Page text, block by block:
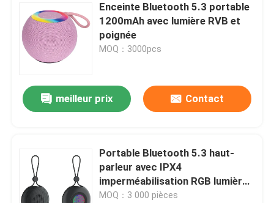
Nous contacter
Nouvelles
Les affaires
Clavier et souris d'ordinateur de câble
Enceinte Bluetooth 5.3 portable
1200mAh avec lumière RVB et
poignée
MOQ：3000pcs
meilleur prix Contact
Portable Bluetooth 5.3 haut-
parleur avec IPX4
imperméabilisation RGB lumières
suspendues Design de corde
MOQ：3 000 pièces